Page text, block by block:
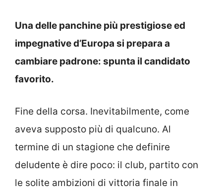
Una delle panchine più prestigiose ed
impegnative d’Europa si prepara a
cambiare padrone: spunta il candidato
favorito.
Fine della corsa. Inevitabilmente, come
aveva supposto più di qualcuno. Al
termine di un stagione che definire
deludente è dire poco: il club, partito con
le solite ambizioni di vittoria finale in